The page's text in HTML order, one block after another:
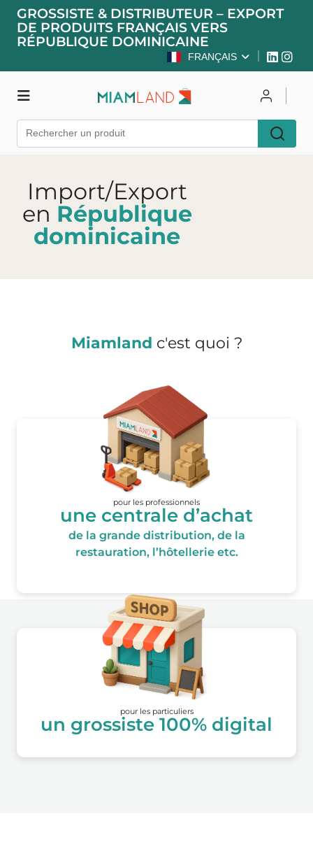
GROSSISTE & DISTRIBUTEUR – EXPORT
DE PRODUITS FRANÇAIS VERS
RÉPUBLIQUE DOMINICAINE
FRANÇAIS
Import/Export
en République
dominicaine
Miamland c'est quoi ?
pour les professionnels
une centrale d’achat
de la grande distribution, de la
restauration, l’hôtellerie etc.
pour les particuliers
un grossiste 100% digital